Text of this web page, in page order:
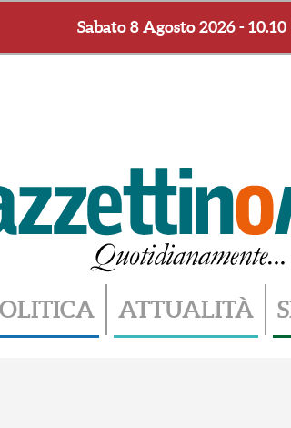
Sabato 8 Agosto 2026 - 10.11
ATTUALITÀ